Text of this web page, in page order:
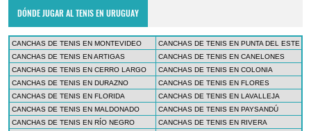
DÓNDE JUGAR AL TENIS EN URUGUAY
CANCHAS DE TENIS EN MONTEVIDEO
CANCHAS DE TENIS EN PUNTA DEL ESTE
CANCHAS DE TENIS EN ARTIGAS
CANCHAS DE TENIS EN CANELONES
CANCHAS DE TENIS EN CERRO LARGO
CANCHAS DE TENIS EN COLONIA
CANCHAS DE TENIS EN DURAZNO
CANCHAS DE TENIS EN FLORES
CANCHAS DE TENIS EN FLORIDA
CANCHAS DE TENIS EN LAVALLEJA
CANCHAS DE TENIS EN MALDONADO
CANCHAS DE TENIS EN PAYSANDÚ
CANCHAS DE TENIS EN RÍO NEGRO
CANCHAS DE TENIS EN RIVERA